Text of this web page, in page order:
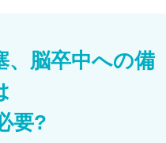
、脳卒中への備
要?